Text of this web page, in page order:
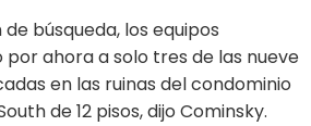
búsqueda, los equipos
ahora a solo tres de las nueve
en las ruinas del condominio
de 12 pisos, dijo Cominsky.